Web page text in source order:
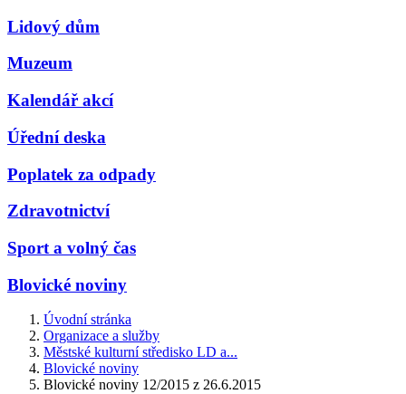
Lidový dům
Muzeum
Kalendář akcí
Úřední deska
Poplatek za odpady
Zdravotnictví
Sport a volný čas
Blovické noviny
Úvodní stránka
Organizace a služby
Městské kulturní středisko LD a...
Blovické noviny
Blovické noviny 12/2015 z 26.6.2015